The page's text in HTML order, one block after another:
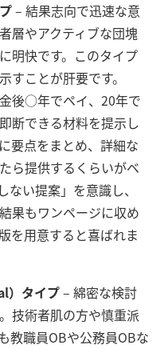
– 結果志向で迅速な意
層やアクティブな団塊
明快です。このタイプ
示すことが肝要です。
後○年でペイ、20年で
断できる材料を提示し
要点をまとめ、詳細な
ら提供するくらいがベ
い提案」を意識し、
果もワンページに収め
を用意すると喜ばれま
）タイプ– 綿密な検討
技術者肌の方や慎重派
教職員OBや公務員OBな